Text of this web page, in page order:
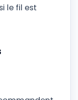
le fil est